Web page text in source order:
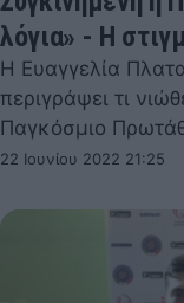
λόγια» - Η
Η Ευαγγελία
περιγράψει τι
Παγκόσμιο
22 Ιουνίου 2022 21:25